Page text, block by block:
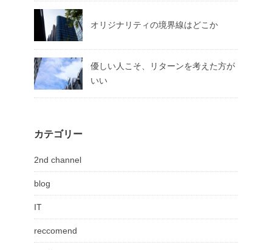
オリジナリティの境界線はどこか
優しい人こそ、リターンを考えた方が
いい
カテゴリー
2nd channel
blog
IT
reccomend